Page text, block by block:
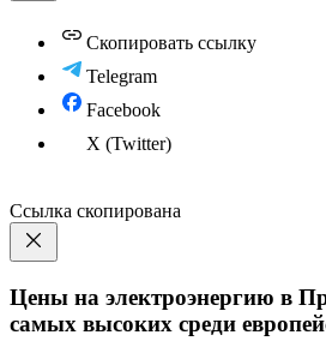
Скопировать ссылку
Telegram
Facebook
X (Twitter)
Ссылка скопирована
Цены на электроэнергию в
самых высоких среди